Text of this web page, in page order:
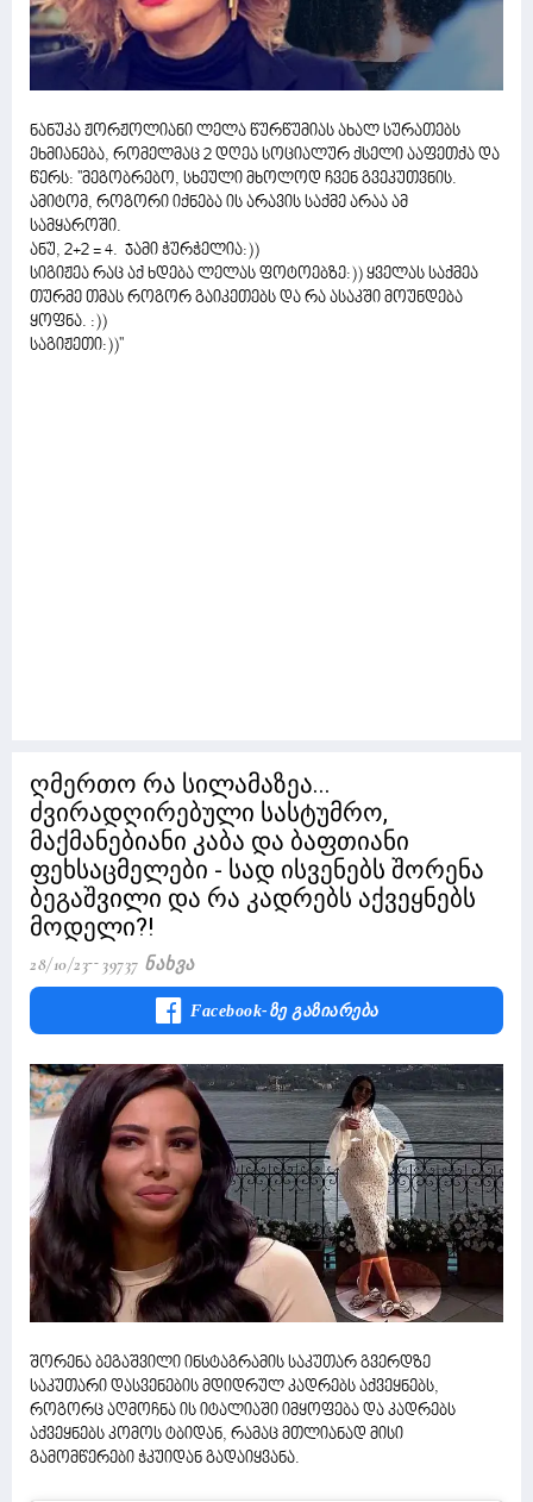
ნანუკა ჟორჟოლიანი ლელა წურწუმიას ახალ სურათებს
ეხმიანება, რომელმაც 2 დღეა სოციალურ ქსელი ააფეთქა და
წერს: ''მეგობრებო, სხეული მხოლოდ ჩვენ გვეკუთვნის.
ამიტომ, როგორი იქნება ის არავის საქმე არაა ამ
სამყაროში.
ანუ, 2+2 = 4. ჯამი ჭურჭელია:))
სიგიჟეა რაც აქ ხდება ლელას ფოტოებზე:)) ყველას საქმეა
თურმე თმას როგორ გაიკეთებს და რა ასაკში მოუნდება
ყოფნა. :))
საგიჟეთი:))''
ღმერთო რა სილამაზეა...
ძვირადღირებული სასტუმრო,
მაქმანებიანი კაბა და ბაფთიანი
ფეხსაცმელები - სად ისვენებს შორენა
ბეგაშვილი და რა კადრებს აქვეყნებს
მოდელი?!
28/10/23 39737 Ნახვა
Facebook-Ზე Გაზიარება
შორენა ბეგაშვილი ინსტაგრამის საკუთარ გვერდზე
საკუთარი დასვენების მდიდრულ კადრებს აქვეყნებს,
როგორც აღმოჩნა ის იტალიაში იმყოფება და კადრებს
აქვეყნებს კომოს ტბიდან, რამაც მთლიანად მისი
გამომწერები ჭკუიდან გადაიყვანა.